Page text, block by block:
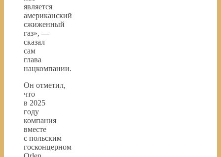
является
американский
сжиженный
газ», —
сказал
сам
глава
нацкомпании.
Он отметил,
что
в 2025
году
компания
вместе
с польским
госконцерном